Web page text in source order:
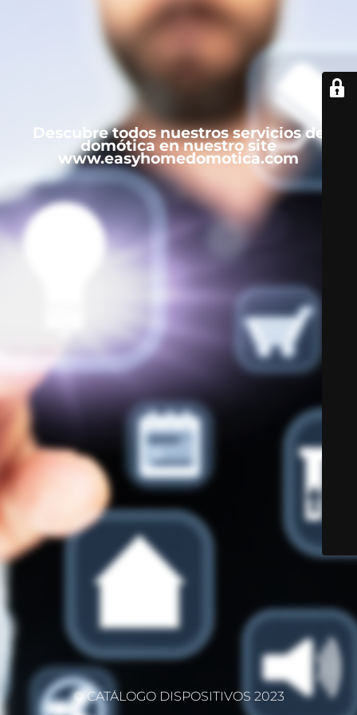
Descubre todos nuestros servicios de
domótica en nuestro site
www.easyhomedomotica.com
© CATÁLOGO DISPOSITIVOS 2023